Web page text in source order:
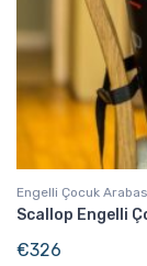
Engelli Çocuk
Scallop Engelli
€326